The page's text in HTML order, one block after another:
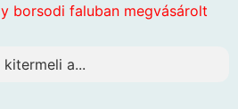
borsodi faluban megvásárolt
a...